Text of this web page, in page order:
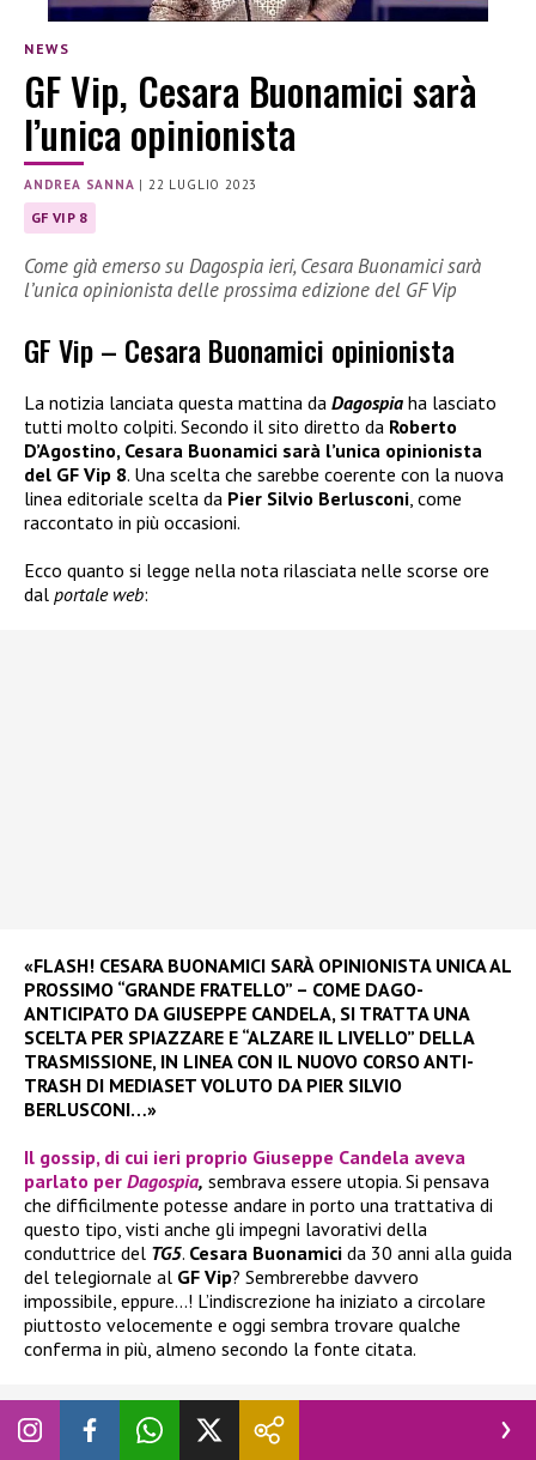
NEWS
GF Vip, Cesara Buonamici sarà
l’unica opinionista
ANDREA SANNA |22 LUGLIO 2023
GF VIP 8
Come già emerso su Dagospia ieri, Cesara Buonamici sarà
l’unica opinionista delle prossima edizione del GF Vip
GF Vip – Cesara Buonamici opinionista
La notizia lanciata questa mattina da Dagospia ha lasciato
tutti molto colpiti. Secondo il sito diretto da Roberto
D’Agostino, Cesara Buonamici sarà l’unica opinionista
del GF Vip 8. Una scelta che sarebbe coerente con la nuova
linea editoriale scelta da Pier Silvio Berlusconi, come
raccontato in più occasioni.
Ecco quanto si legge nella nota rilasciata nelle scorse ore
dal portale web:
«FLASH! CESARA BUONAMICI SARÀ OPINIONISTA UNICA AL
PROSSIMO “GRANDE FRATELLO” – COME DAGO-
ANTICIPATO DA GIUSEPPE CANDELA, SI TRATTA UNA
SCELTA PER SPIAZZARE E “ALZARE IL LIVELLO” DELLA
TRASMISSIONE, IN LINEA CON IL NUOVO CORSO ANTI-
TRASH DI MEDIASET VOLUTO DA PIER SILVIO
BERLUSCONI…»
Il gossip, di cui ieri proprio Giuseppe Candela aveva
parlato per Dagospia, sembrava essere utopia. Si pensava
che difficilmente potesse andare in porto una trattativa di
questo tipo, visti anche gli impegni lavorativi della
conduttrice del TG5. Cesara Buonamici da 30 anni alla guida
del telegiornale al GF Vip? Sembrerebbe davvero
impossibile, eppure…! L’indiscrezione ha iniziato a circolare
piuttosto velocemente e oggi sembra trovare qualche
conferma in più, almeno secondo la fonte citata.